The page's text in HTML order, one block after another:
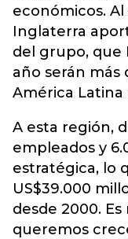
económicos.
Inglaterra
del grupo, que
año serán más
América Latina
A esta región,
empleados y
estratégica, lo
US$39.000
desde 2000.
queremos